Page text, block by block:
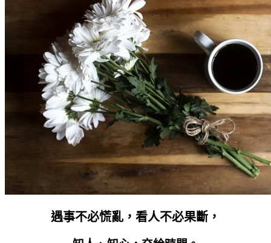
遇事不必慌亂，看人不必果斷，